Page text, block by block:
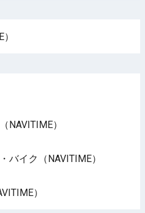
NAVITIME）
バイク（NAVITIME）
）